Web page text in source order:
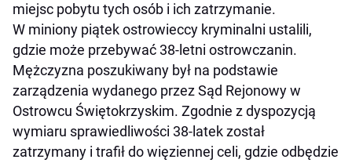
miejsc pobytu tych osób i ich zatrzymanie.
W miniony piątek ostrowieccy kryminalni ustalili,
gdzie może przebywać 38-letni ostrowczanin.
Mężczyzna poszukiwany był na podstawie
zarządzenia wydanego przez Sąd Rejonowy w
Ostrowcu Świętokrzyskim. Zgodnie z dyspozycją
wymiaru sprawiedliwości 38-latek został
zatrzymany i trafił do więziennej celi, gdzie odbędzie